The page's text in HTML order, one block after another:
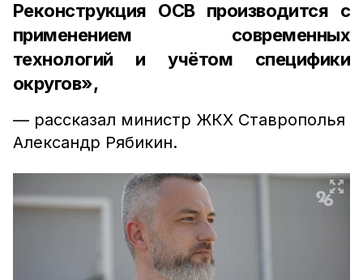
Реконструкция ОСВ производится с
применением современных
технологий и учётом специфики
округов»,
— рассказал министр ЖКХ Ставрополья
Александр Рябикин.